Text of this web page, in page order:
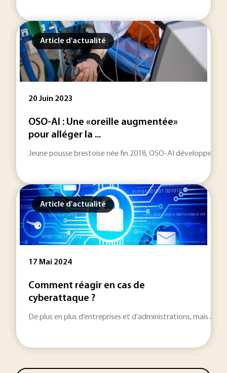
Article d'actualité
20 Juin 2023
OSO-AI : Une «oreille augmentée»
pour alléger la ...
Jeune pousse brestoise née fin 2018, OSO-AI développe
Article d'actualité
17 Mai 2024
Comment réagir en cas de
cyberattaque ?
De plus en plus d’entreprises et d’administrations, mais